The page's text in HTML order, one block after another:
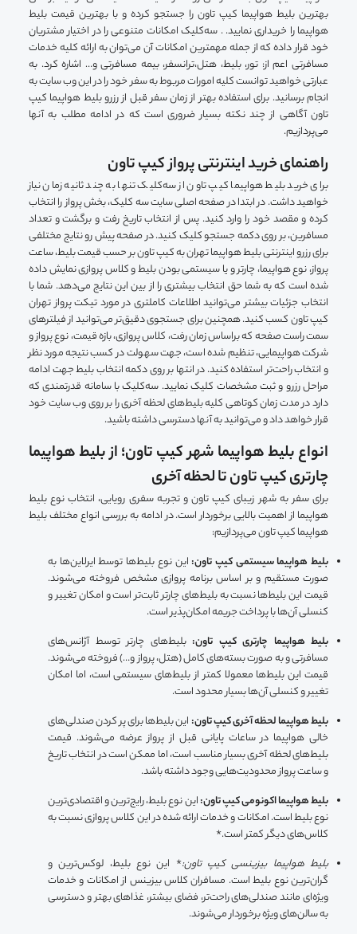
بهترین بلیط هواپیما کیپ تاون را جستجو کرده و با بهترین قیمت بلیط
هواپیما را خریداری نمایید. . سه‌کلیک امکانات متنوعی را در اختیار مشتریان
خود قرار داده که از جمله مهمترین امکانات آن می‌توان به ارائه کلیه خدمات
مسافرتی اعم از: تور، بلیط، هتل،‌ترانسفر، بیمه مسافرتی و… اشاره کرد. به
عبارتی خواهید توانست کلیه امورات مربوط به سفر خود را در این وب سایت به
انجام برسانید. برای استفاده بهتر از زمان سفر قبل از رزرو بلیط هواپیما کیپ
تاون آگاهی از چند نکته بسیار ضروری است که در ادامه مطلب به آنها
می‌پردازیم.
راهنمای خرید اینترنتی پرواز کیپ تاون
برای خرید بلیط هواپیما کیپ تاون از سه‌کلیک تنها به چند ثانیه زمان نیاز
خواهید داشت. در ابتدا در صفحه اصلی سایت سه کلیک، بخش پرواز را انتخاب
کرده و مقصد خود را وارد کنید. پس از انتخاب تاریخ رفت و برگشت و تعداد
مسافرین، بر روی دکمه جستجو کلیک کنید. در صفحه پیش رو نتایج مختلفی
برای رزرو اینترنتی بلیط هواپیما تهران به کیپ تاون بر حسب قیمت بلیط، ساعت
پرواز، نوع هواپیما، چارتر و یا سیستمی بودن بلیط و کلاس پروازی نمایش داده
شده است که به شما حق انتخاب بیشتری را از بین این نتایج می‌دهد. شما با
انتخاب جزئیات بیشتر می‌توانید اطلاعات کاملتری در مورد تیکت پرواز تهران
کیپ تاون کسب کنید. همچنین برای جستجوی دقیق‌تر می‌توانید از فیلترهای
سمت راست صفحه که براساس زمان رفت، کلاس پروازی، بازه قیمت، نوع پرواز و
شرکت هواپیمایی، تنظیم شده است، جهت سهولت در کسب نتیجه مورد نظر
و انتخاب راحت‌تر استفاده کنید. در انتها بر روی دکمه انتخاب بلیط جهت ادامه
مراحل رزرو و ثبت مشخصات کلیک نمایید. سه‌کلیک با سامانه قدرتمندی که
دارد در مدت زمان کوتاهی کلیه بلیط‌های لحظه آخری را بر روی وب سایت خود
قرار خواهد داد و می‌توانید به آنها دسترسی داشته باشید.
انواع بلیط هواپیما شهر کیپ تاون؛ از بلیط هواپیما
چارتری کیپ تاون تا لحظه آخری
برای سفر به شهر زیبای کیپ تاون و تجربه سفری رویایی، انتخاب نوع بلیط
هواپیما از اهمیت بالایی برخوردار است. در ادامه به بررسی انواع مختلف بلیط
هواپیما کیپ تاون می‌پردازیم:
بلیط هواپیما سیستمی کیپ تاون: این نوع بلیط‌ها توسط ایرلاین‌ها به
صورت مستقیم و بر اساس برنامه پروازی مشخص فروخته می‌شوند.
قیمت این بلیط‌ها نسبت به بلیط‌های چارتر ثابت‌تر است و امکان تغییر و
کنسلی آن‌ها با پرداخت جریمه امکان‌پذیر است.
بلیط هواپیما چارتری کیپ تاون: بلیط‌های چارتر توسط آژانس‌های
مسافرتی و به صورت بسته‌های کامل (هتل، پرواز و…) فروخته می‌شوند.
قیمت این بلیط‌ها معمولا کمتر از بلیط‌های سیستمی است، اما امکان
تغییر و کنسلی آن‌ها بسیار محدود است.
بلیط هواپیما لحظه آخری کیپ تاون: این بلیط‌ها برای پر کردن صندلی‌های
خالی هواپیما در ساعات پایانی قبل از پرواز عرضه می‌شوند. قیمت
بلیط‌های لحظه آخری بسیار مناسب است، اما ممکن است در انتخاب تاریخ
و ساعت پرواز محدودیت‌هایی وجود داشته باشد.
بلیط هواپیما اکونومی کیپ تاون:این نوع بلیط، رایج‌ترین و اقتصادی‌ترین
نوع بلیط است. امکانات و خدمات ارائه شده در این کلاس پروازی نسبت به
کلاس‌های دیگر کمتر است.*
بلیط هواپیما بیزینسی کیپ تاون:* این نوع بلیط، لوکس‌ترین و
گران‌ترین نوع بلیط است. مسافران کلاس بیزینس از امکانات و خدمات
ویژه‌ای مانند صندلی‌های راحت‌تر، فضای بیشتر، غذاهای بهتر و دسترسی
به سالن‌های ویژه برخوردار می‌شوند.